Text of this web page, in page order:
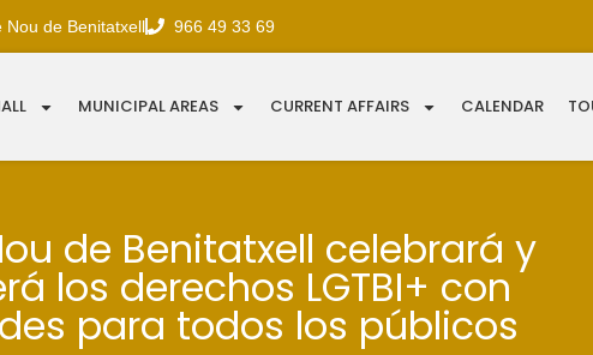
Nou de Benitatxell 966 49 33 69
MUNICIPAL AREAS CURRENT AFFAIRS CALENDAR
de Benitatxell celebrará y
los derechos LGTBI+ con
para todos los públicos